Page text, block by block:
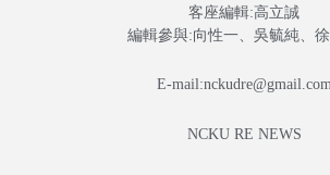
客座編輯:高立誠
編輯參與:向性一、吳毓純、
E-
NCKU RE NEWS